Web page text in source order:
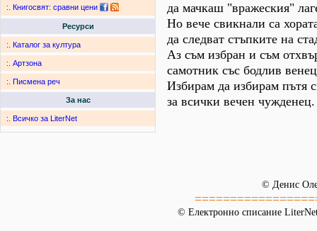
:. Книгосвят: сравни цени
Ресурси
:. Каталог за култура
:. Артзона
:. Писмена реч
За нас
:. Всичко за LiterNet
да мачкаш "вражеския"
Но вече свикнали са
да следват стъпките на
Аз съм избран и съм
самотник със бодлив
Избирам да избирам пътя
за всички вечен чужденец.
© Денис
© Електронно списание